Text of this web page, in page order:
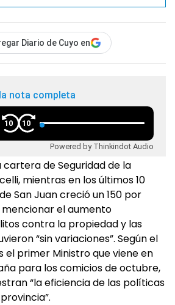
Diario de Cuyo en
nota completa
10 10
Powered by Thinkindot Audio
de Seguridad de la
mientras en los últimos 10
San Juan creció un 150 por
el aumento
contra la propiedad y las
“sin variaciones”. Según el
el primer Ministro que viene en
para los comicios de octubre,
“la eficiencia de las políticas